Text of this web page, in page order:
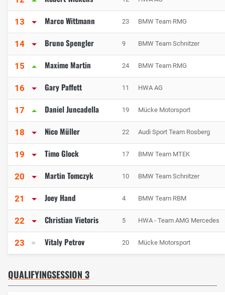
13 Marco Wittmann 23 BMW Team RMG
14 Bruno Spengler 9 BMW Team Schnitzer
15 Maxime Martin 24 BMW Team RMG
16 Gary Paffett 11 HWA AG
17 Daniel Juncadella 19 Mücke Motorsport
18 Nico Müller 22 Audi Sport Team Rosberg
19 Timo Glock 17 BMW Team MTEK
20 Martin Tomczyk 10 BMW Team Schnitzer
21 Joey Hand 4 BMW Team RBM
22 Christian Vietoris 5 HWA - Team AMG Mercedes
23 Vitaly Petrov 20 Mücke Motorsport
QUALIFYINGSESSION 3